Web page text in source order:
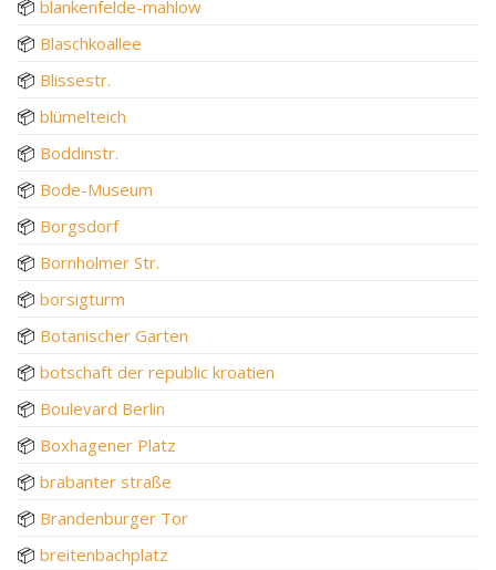
📦 blankenfelde-mahlow
📦 Blaschkoallee
📦 Blissestr.
📦 blümelteich
📦 Boddinstr.
📦 Bode-Museum
📦 Borgsdorf
📦 Bornholmer Str.
📦 borsigturm
📦 Botanischer Garten
📦 botschaft der republic kroatien
📦 Boulevard Berlin
📦 Boxhagener Platz
📦 brabanter straße
📦 Brandenburger Tor
📦 breitenbachplatz